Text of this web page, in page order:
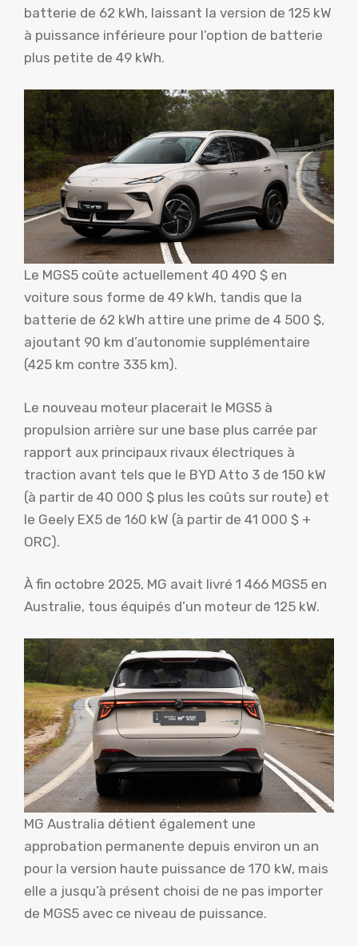
batterie de 62 kWh, laissant la version de 125 kW
à puissance inférieure pour l’option de batterie
plus petite de 49 kWh.
Le MGS5 coûte actuellement 40 490 $ en
voiture sous forme de 49 kWh, tandis que la
batterie de 62 kWh attire une prime de 4 500 $,
ajoutant 90 km d’autonomie supplémentaire
(425 km contre 335 km).
Le nouveau moteur placerait le MGS5 à
propulsion arrière sur une base plus carrée par
rapport aux principaux rivaux électriques à
traction avant tels que le BYD Atto 3 de 150 kW
(à partir de 40 000 $ plus les coûts sur route) et
le Geely EX5 de 160 kW (à partir de 41 000 $ +
ORC).
À fin octobre 2025, MG avait livré 1 466 MGS5 en
Australie, tous équipés d’un moteur de 125 kW.
MG Australia détient également une
approbation permanente depuis environ un an
pour la version haute puissance de 170 kW, mais
elle a jusqu’à présent choisi de ne pas importer
de MGS5 avec ce niveau de puissance.